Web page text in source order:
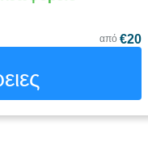
από €20